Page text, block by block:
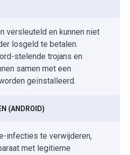
versleuteld en kunnen niet
losgeld te betalen.
stelende trojans en
samen met een
geïnstalleerd.
(ANDROID)
infecties te verwijderen,
met legitieme